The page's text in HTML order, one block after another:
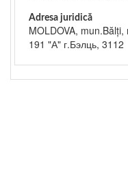
Adresa juridică
MOLDOVA,
191 "А" г.Бэлць, 3112